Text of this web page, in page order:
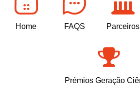
Home FAQS Parceiros
Prémios Geração